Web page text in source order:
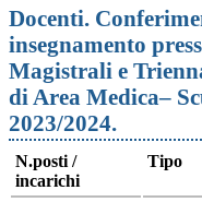
Docenti.
insegnamento
Magistrali e
di Area Medica–
2023/2024.
N.posti /
incarichi
Tipo